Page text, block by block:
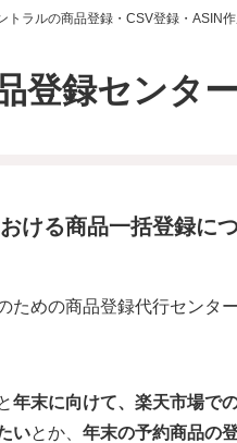
トラルの商品登録・CSV登録・ASIN
登録センター
ける商品一括登録に
ための商品登録代行センター
年末に向けて、楽天市場で
いとか、年末の予約商品の